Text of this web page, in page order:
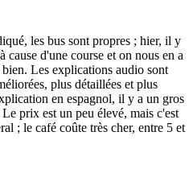
les bus sont propres ; hier, il y
cause d'une course et on nous en a
Les explications audio sont
plus détaillées et plus
en espagnol, il y a un gros
Le prix est un peu élevé, mais c'est
; le café coûte très cher, entre 5 et